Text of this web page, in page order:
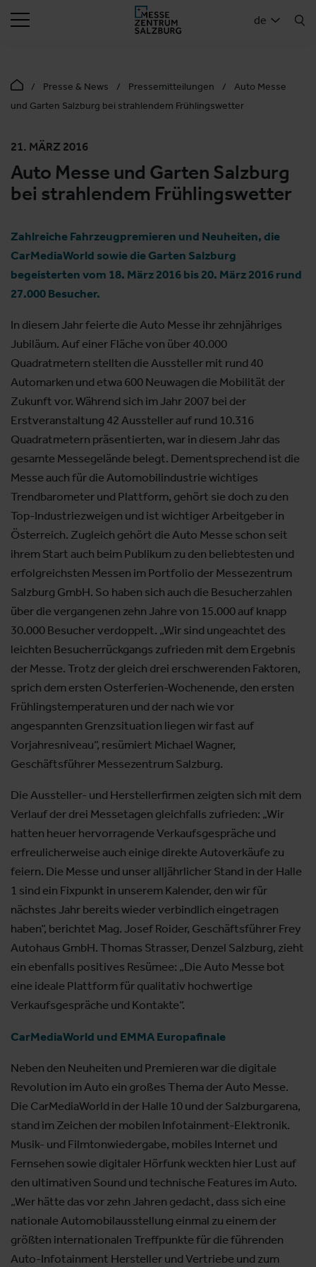
de
Presse & News Pressemitteilungen
Auto Messe
und Garten Salzburg bei strahlendem Frühlingswetter
21. MÄRZ 2016
Auto Messe und Garten Salzburg
bei strahlendem Frühlingswetter
Zahlreiche Fahrzeugpremieren und Neuheiten, die
CarMediaWorld sowie die Garten Salzburg
begeisterten vom 18. März 2016 bis 20. März 2016 rund
27.000 Besucher.
In diesem Jahr feierte die Auto Messe ihr zehnjähriges
Jubiläum. Auf einer Fläche von über 40.000
Quadratmetern stellten die Aussteller mit rund 40
Automarken und etwa 600 Neuwagen die Mobilität der
Zukunft vor. Während sich im Jahr 2007 bei der
Erstveranstaltung 42 Aussteller auf rund 10.316
Quadratmetern präsentierten, war in diesem Jahr das
gesamte Messegelände belegt. Dementsprechend ist die
Messe auch für die Automobilindustrie wichtiges
Trendbarometer und Plattform, gehört sie doch zu den
Top-Industriezweigen und ist wichtiger Arbeitgeber in
Österreich. Zugleich gehört die Auto Messe schon seit
ihrem Start auch beim Publikum zu den beliebtesten und
erfolgreichsten Messen im Portfolio der Messezentrum
Salzburg GmbH. So haben sich auch die Besucherzahlen
über die vergangenen zehn Jahre von 15.000 auf knapp
30.000 Besucher verdoppelt. „Wir sind ungeachtet des
leichten Besucherrückgangs zufrieden mit dem Ergebnis
der Messe. Trotz der gleich drei erschwerenden Faktoren,
sprich dem ersten Osterferien-Wochenende, den ersten
Frühlingstemperaturen und der nach wie vor
angespannten Grenzsituation liegen wir fast auf
Vorjahresniveau“, resümiert Michael Wagner,
Geschäftsführer Messezentrum Salzburg.
Die Aussteller- und Herstellerfirmen zeigten sich mit dem
Verlauf der drei Messetagen gleichfalls zufrieden: „Wir
hatten heuer hervorragende Verkaufsgespräche und
erfreulicherweise auch einige direkte Autoverkäufe zu
feiern. Die Messe und unser alljährlicher Stand in der Halle
1 sind ein Fixpunkt in unserem Kalender, den wir für
nächstes Jahr bereits wieder verbindlich eingetragen
haben“, berichtet Mag. Josef Roider, Geschäftsführer Frey
Autohaus GmbH. Thomas Strasser, Denzel Salzburg, zieht
ein ebenfalls positives Resümee: „Die Auto Messe bot
eine ideale Plattform für qualitativ hochwertige
Verkaufsgespräche und Kontakte“.
CarMediaWorld und EMMA Europafinale
Neben den Neuheiten und Premieren war die digitale
Revolution im Auto ein großes Thema der Auto Messe.
Die CarMediaWorld in der Halle 10 und der Salzburgarena,
stand im Zeichen der mobilen Infotainment-Elektronik.
Musik- und Filmtonwiedergabe, mobiles Internet und
Fernsehen sowie digitaler Hörfunk weckten hier Lust auf
den ultimativen Sound und technische Features im Auto.
„Wer hätte das vor zehn Jahren gedacht, dass sich eine
nationale Automobilausstellung einmal zu einem der
größten internationalen Treffpunkte für die führenden
Auto-Infotainment Hersteller und Vertriebe und zum